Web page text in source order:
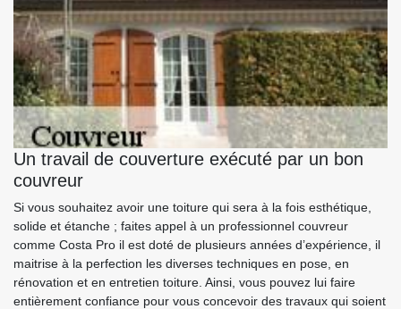
Un travail de couverture exécuté par un bon
couvreur
Si vous souhaitez avoir une toiture qui sera à la fois esthétique,
solide et étanche ; faites appel à un professionnel couvreur
comme Costa Pro il est doté de plusieurs années d’expérience, il
maitrise à la perfection les diverses techniques en pose, en
rénovation et en entretien toiture. Ainsi, vous pouvez lui faire
entièrement confiance pour vous concevoir des travaux qui soient